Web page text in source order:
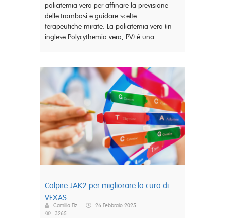
policitemia vera per affinare la previsione
delle trombosi e guidare scelte
terapeutiche mirate. La policitemia vera (in
inglese Polycythemia vera, PV) è una...
Colpire JAK2 per migliorare la cura di
VEXAS
Camilla Fiz
26 Febbraio 2025
3265